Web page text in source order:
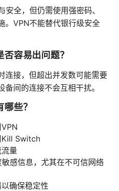
全，但仍需使用强密码、
。VPN不能替代银行级安全
容易出问题？
连接，但超出并发数可能需要
间的连接不会互相干扰。
些？
Kill Switch
量
感信息，尤其在不可信网络
确保稳定性